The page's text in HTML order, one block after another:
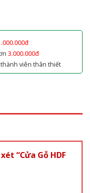
3.000.000đ
viên thân thiết
“Cửa Gỗ HDF